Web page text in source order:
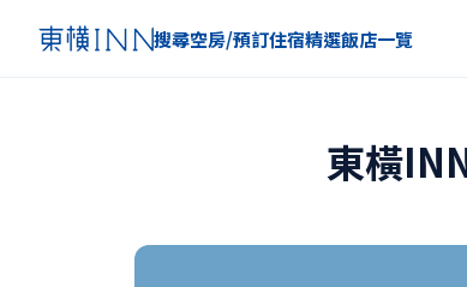
搜尋空房/預訂住宿精選飯店一覽
東橫